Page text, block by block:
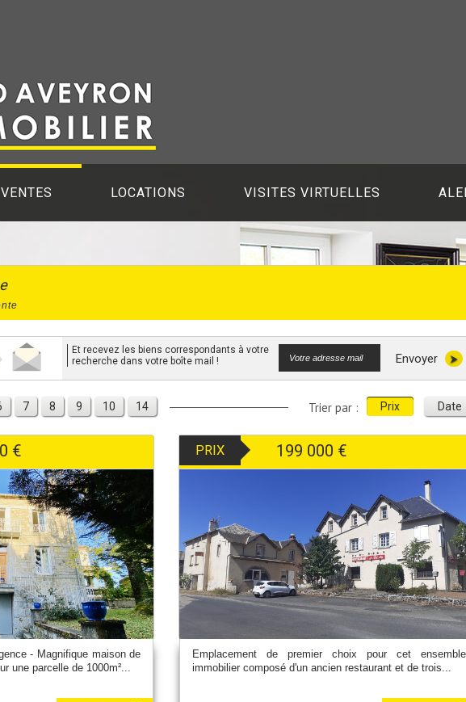
VENTES LOCATIONS VISITES VIRTUELLES
et recevez les biens correspondants à votre
recherche dans votre boîte mail !
Envoyer
7 8 9 10 14 Trier par : Prix Date
€
- Magnifique maison de
une parcelle de 1000m²...
PRIX 199 000 €
Emplacement de premier choix pour cet ensemble
immobilier composé d'un ancien restaurant et de trois...